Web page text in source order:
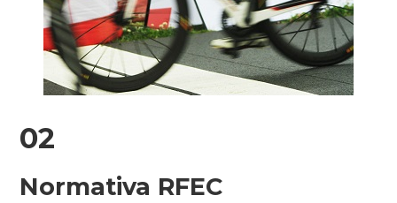
02
Normativa RFEC